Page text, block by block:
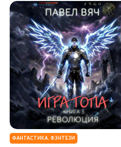
ФАНТАСТИКА. ФЭНТЕЗИ